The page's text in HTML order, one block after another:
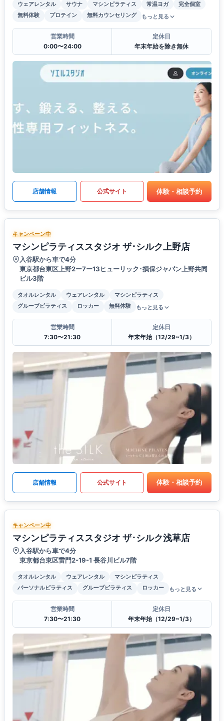
ウェアレンタル サウナ マシンピラティス 常温ヨガ
完全個室
無料体験
プロテイン 無料カウンセリング もっと見る
営業時間
0:00〜24:00
定休日
年末年始を除き無休
店舗情報 公式サイト 体験・相談予約
キャンペーン中
マシンピラティススタジオ ザ･シルク上野店
入谷駅から車で4分
東京都台東区上野2ー7ー13ヒューリック･損保ジャパン上野共同
ビル3階
タオルレンタル ウェアレンタル
マシンピラティス
グループピラティス
ロッカー 無料体験 もっと見る
営業時間
7:30〜21:30
定休日
年末年始（12/29~1/3）
店舗情報 公式サイト 体験・相談予約
キャンペーン中
マシンピラティススタジオ ザ･シルク浅草店
入谷駅から車で4分
東京都台東区雷門2-19-1 長谷川ビル7階
タオルレンタル ウェアレンタル
マシンピラティス
パーソナルピラティス
グループピラティス ロッカー もっと見る
営業時間
7:30〜21:30
定休日
年末年始（12/29~1/3）